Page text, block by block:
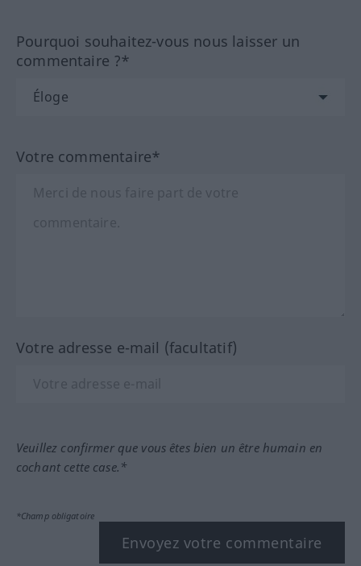
Pourquoi souhaitez-vous nous laisser un
commentaire ?*
Votre commentaire*
Votre adresse e-mail (facultatif)
Veuillez confirmer que vous êtes bien un être humain en
cochant cette case.*
*Champ obligatoire
Envoyez votre commentaire